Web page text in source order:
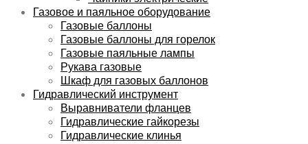
Газовое и паяльное оборудование
Газовые баллоны
Газовые баллоны для горелок
Газовые паяльные лампы
Рукава газовые
Шкаф для газовых баллонов
Гидравлический инструмент
Выравниватели фланцев
Гидравлические гайкорезы
Гидравлические клинья